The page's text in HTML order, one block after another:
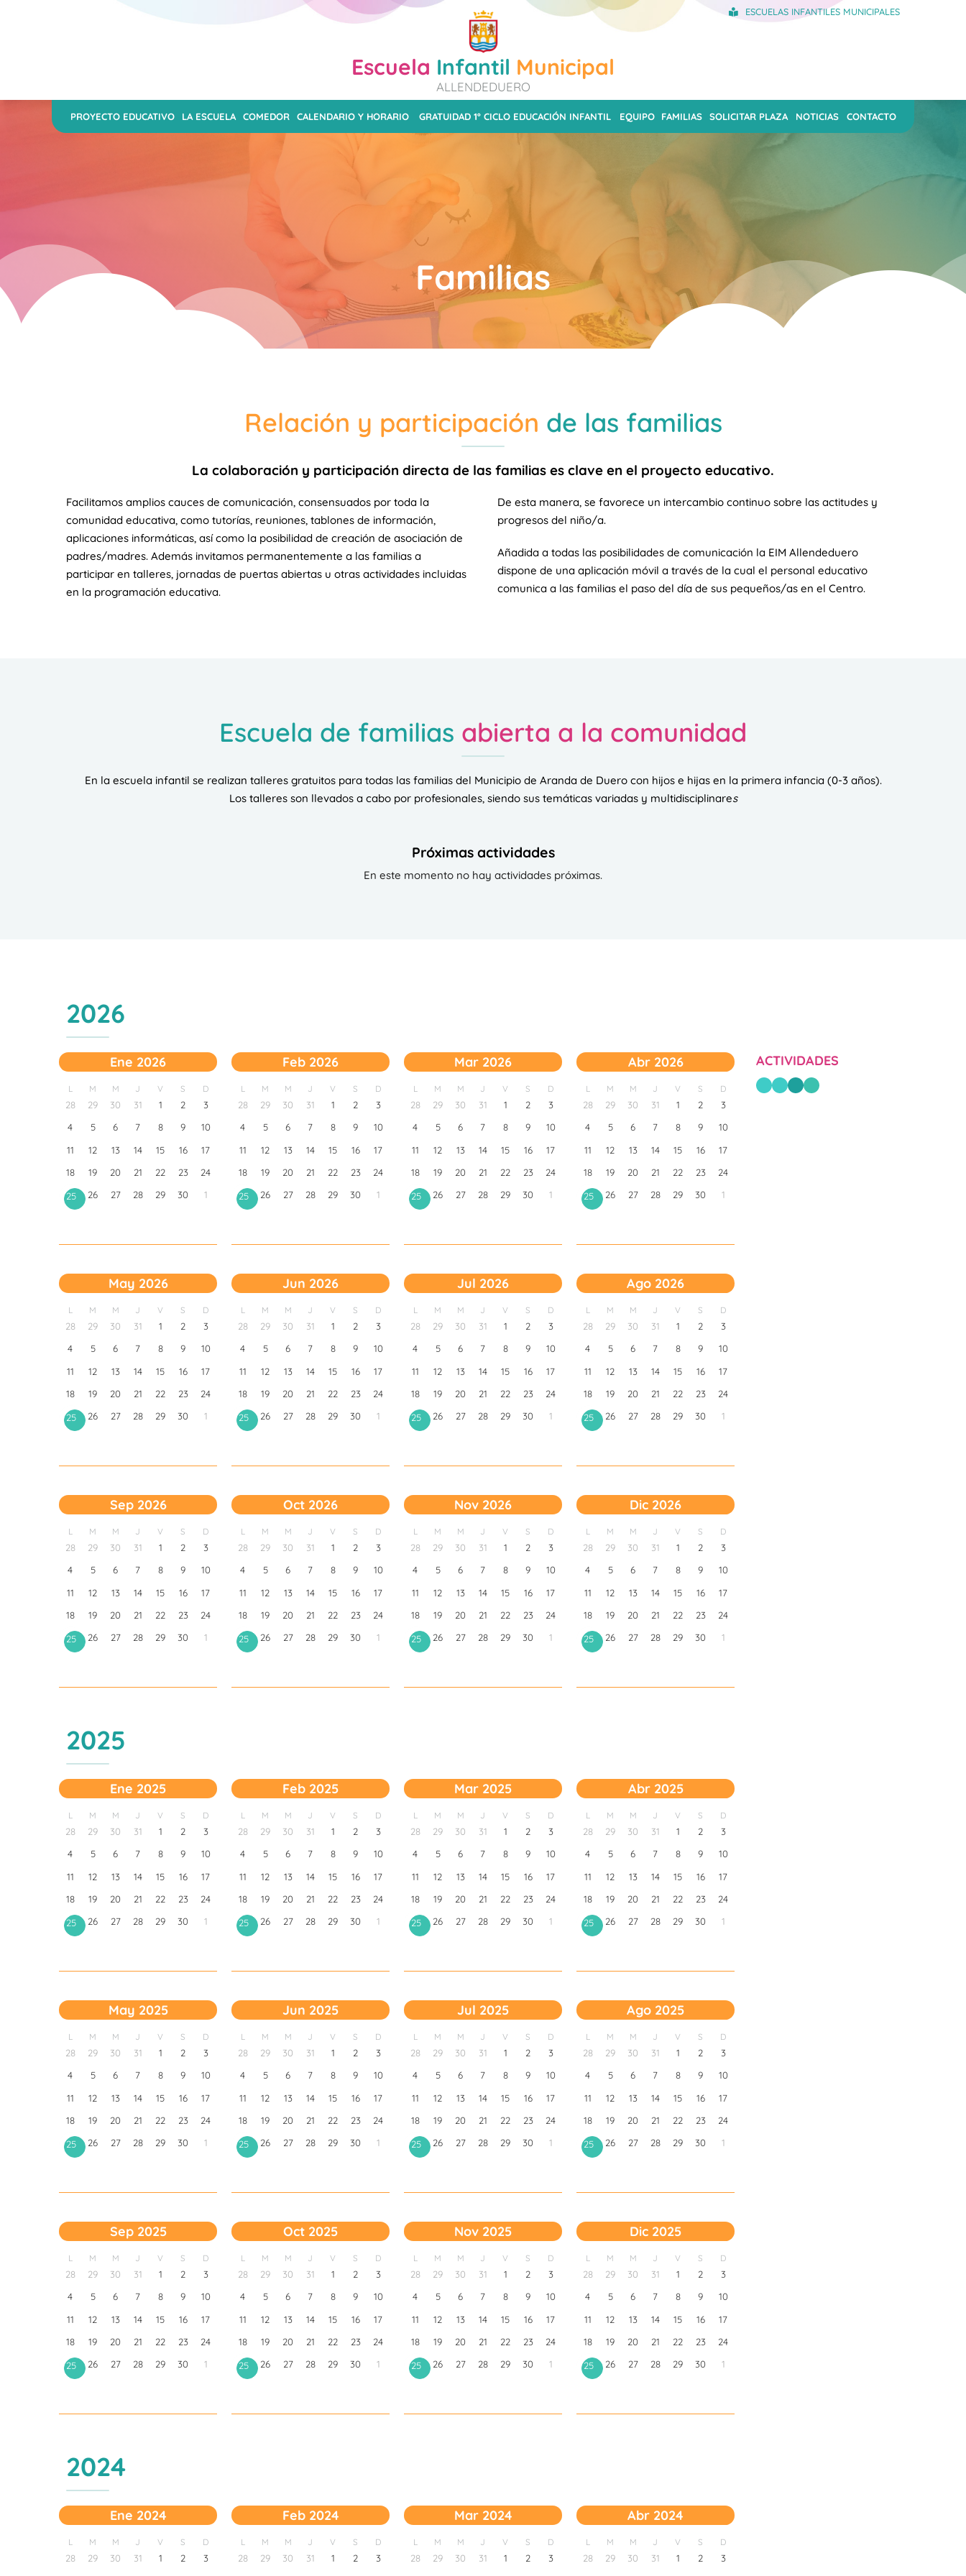
ESCUELAS INFANTILES MUNICIPALES
Escuela Infantil Municipal
ALLENDEDUERO
PROYECTO EDUCATIVO LA ESCUELA COMEDOR CALENDARIO Y HORARIO GRATUIDAD 1º CICLO EDUCACIÓN INFANTIL EQUIPO FAMILIAS SOLICITAR PLAZA NOTICIAS CONTACTO
Familias
Relación y participación de las familias
La colaboración y participación directa de las familias es clave en el proyecto educativo.
Facilitamos amplios cauces de comunicación, consensuados por toda la
comunidad educativa, como tutorías, reuniones, tablones de información,
aplicaciones informáticas, así como la posibilidad de creación de asociación de
padres/madres. Además invitamos permanentemente a las familias a
participar en talleres, jornadas de puertas abiertas u otras actividades incluidas
en la programación educativa.
De esta manera, se favorece un intercambio continuo sobre las actitudes y
progresos del niño/a.
Añadida a todas las posibilidades de comunicación la EIM Allendeduero
dispone de una aplicación móvil a través de la cual el personal educativo
comunica a las familias el paso del día de sus pequeños/as en el Centro.
Escuela de familias abierta a la comunidad
En la escuela infantil se realizan talleres gratuitos para todas las familias del Municipio de Aranda de Duero con hijos e hijas en la primera infancia (0-3 años).
Los talleres son llevados a cabo por profesionales, siendo sus temáticas variadas y multidisciplinares
Próximas actividades
En este momento no hay actividades próximas.
2026
Ene 2026
L M M J V S D
28 29 30 31 1 2
3
4
5 6 7 8 9
10
11
12 13 14 15 16
17
18
19 20 21 22 23 24
25 26 27 28 29 30 1
Feb 2026
L M M J V S D
28 29 30 31 1 2
3
4
5 6 7 8 9
10
11
12 13 14 15 16
17
18
19 20 21 22 23 24
25 26 27 28 29 30 1
Mar 2026
L M M J V S D
28 29 30 31 1 2
3
4
5 6 7 8 9
10
11
12 13 14 15 16
17
18
19 20 21 22 23 24
25 26 27 28 29 30 1
Abr 2026
L M M J V S D
28 29 30 31 1 2
3
4
5 6 7 8 9
10
11
12 13 14 15 16
17
18
19 20 21 22 23 24
25 26 27 28 29 30 1
May 2026
L M M J V S D
28 29 30 31 1 2
3
4
5 6 7 8 9
10
11
12 13 14 15 16
17
18
19 20 21 22 23 24
25 26 27 28 29 30 1
Jun 2026
L M M J V S D
28 29 30 31 1 2
3
4
5 6 7 8 9
10
11
12 13 14 15 16
17
18
19 20 21 22 23 24
25 26 27 28 29 30 1
Jul 2026
L M M J V S D
28 29 30 31 1 2
3
4
5 6 7 8 9
10
11
12 13 14 15 16
17
18
19 20 21 22 23 24
25 26 27 28 29 30 1
Ago 2026
L M M J V S D
28 29 30 31 1 2
3
4
5 6 7 8 9
10
11
12 13 14 15 16
17
18
19 20 21 22 23 24
25 26 27 28 29 30 1
Sep 2026
L M M J V S D
28 29 30 31 1 2
3
4
5 6 7 8 9
10
11
12 13 14 15 16
17
18
19 20 21 22 23 24
25 26 27 28 29 30 1
Oct 2026
L M M J V S D
28 29 30 31 1 2
3
4
5 6 7 8 9
10
11
12 13 14 15 16
17
18
19 20 21 22 23 24
25 26 27 28 29 30 1
Nov 2026
L M M J V S D
28 29 30 31 1 2
3
4
5 6 7 8 9
10
11
12 13 14 15 16
17
18
19 20 21 22 23 24
25 26 27 28 29 30 1
Dic 2026
L M M J V S D
28 29 30 31 1 2
3
4
5 6 7 8 9
10
11
12 13 14 15 16
17
18
19 20 21 22 23 24
25 26 27 28 29 30 1
ACTIVIDADES
2025
Ene 2025
L M M J V S D
28 29 30 31 1 2
3
4
5 6 7 8 9
10
11
12 13 14 15 16
17
18
19 20 21 22 23 24
25 26 27 28 29 30 1
Feb 2025
L M M J V S D
28 29 30 31 1 2
3
4
5 6 7 8 9
10
11
12 13 14 15 16
17
18
19 20 21 22 23 24
25 26 27 28 29 30 1
Mar 2025
L M M J V S D
28 29 30 31 1 2
3
4
5 6 7 8 9
10
11
12 13 14 15 16
17
18
19 20 21 22 23 24
25 26 27 28 29 30 1
Abr 2025
L M M J V S D
28 29 30 31 1 2
3
4
5 6 7 8 9
10
11
12 13 14 15 16
17
18
19 20 21 22 23 24
25 26 27 28 29 30 1
May 2025
L M M J V S D
28 29 30 31 1 2
3
4
5 6 7 8 9
10
11
12 13 14 15 16
17
18
19 20 21 22 23 24
25 26 27 28 29 30 1
Jun 2025
L M M J V S D
28 29 30 31 1 2
3
4
5 6 7 8 9
10
11
12 13 14 15 16
17
18
19 20 21 22 23 24
25 26 27 28 29 30 1
Jul 2025
L M M J V S D
28 29 30 31 1 2
3
4
5 6 7 8 9
10
11
12 13 14 15 16
17
18
19 20 21 22 23 24
25 26 27 28 29 30 1
Ago 2025
L M M J V S D
28 29 30 31 1 2
3
4
5 6 7 8 9
10
11
12 13 14 15 16
17
18
19 20 21 22 23 24
25 26 27 28 29 30 1
Sep 2025
L M M J V S D
28 29 30 31 1 2
3
4
5 6 7 8 9
10
11
12 13 14 15 16
17
18
19 20 21 22 23 24
25 26 27 28 29 30 1
Oct 2025
L M M J V S D
28 29 30 31 1 2
3
4
5 6 7 8 9
10
11
12 13 14 15 16
17
18
19 20 21 22 23 24
25 26 27 28 29 30 1
Nov 2025
L M M J V S D
28 29 30 31 1 2
3
4
5 6 7 8 9
10
11
12 13 14 15 16
17
18
19 20 21 22 23 24
25 26 27 28 29 30 1
Dic 2025
L M M J V S D
28 29 30 31 1 2
3
4
5 6 7 8 9
10
11
12 13 14 15 16
17
18
19 20 21 22 23 24
25 26 27 28 29 30 1
2024
Ene 2024
L M M J V S D
28 29 30 31 1 2
3
Feb 2024
L M M J V S D
28 29 30 31 1 2
3
Mar 2024
L M M J V S D
28 29 30 31 1 2
3
Abr 2024
L M M J V S D
28 29 30 31 1 2
3